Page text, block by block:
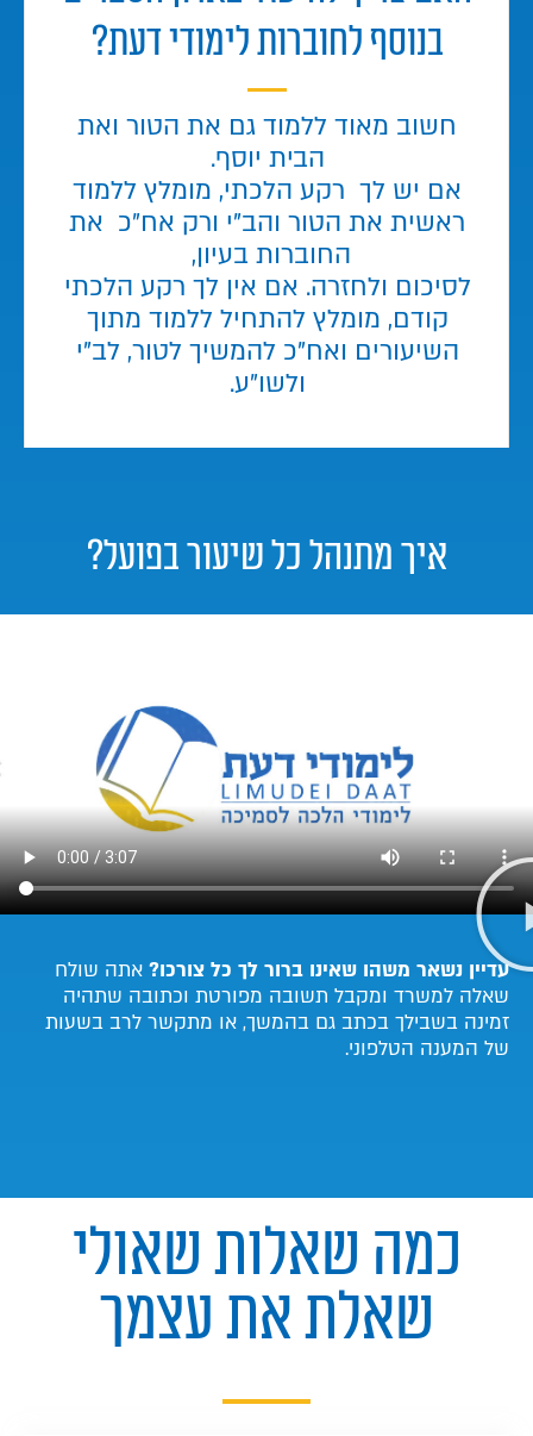
בנוסף לחוברות לימודי דעת?
חשוב מאוד ללמוד גם את הטור ואת
הבית יוסף.
אם יש לך רקע הלכתי, מומלץ ללמוד
ראשית את הטור והב"י ורק אח"כ את
החוברות בעיון,
לסיכום ולחזרה. אם אין לך רקע הלכתי
קודם, מומלץ להתחיל ללמוד מתוך
השיעורים ואח"כ להמשיך לטור, לב"י
ולשו"ע.
איך מתנהל כל שיעור בפועל?
עדיין נשאר משהו שאינו ברור לך כל צורכו? אתה שולח
שאלה למשרד ומקבל תשובה מפורטת וכתובה שתהיה
זמינה בשבילך בכתב גם בהמשך, או מתקשר לרב בשעות
של המענה הטלפוני.
כמה שאלות שאולי
שאלת את עצמך